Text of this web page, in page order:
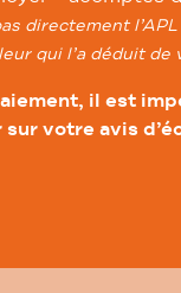
directement
qui l’a déduit de
il est
votre avis